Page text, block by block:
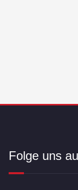
Folge uns